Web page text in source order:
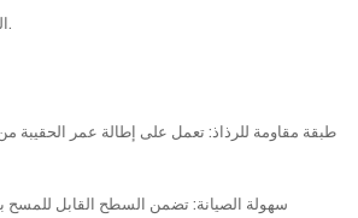
طبقة مقاومة للرذاذ: تعمل على إطالة عمر الحقيبة
سهولة الصيانة: تضمن السطح القابل للمسح